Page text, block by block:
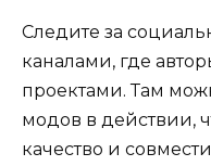
Следите за
каналами, где
проектами. Там
модов в действии,
качество и